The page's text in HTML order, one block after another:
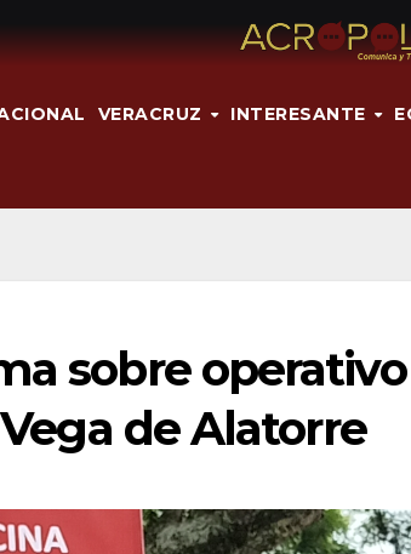
VERACRUZ INTERESANTE
sobre operativo
de Alatorre